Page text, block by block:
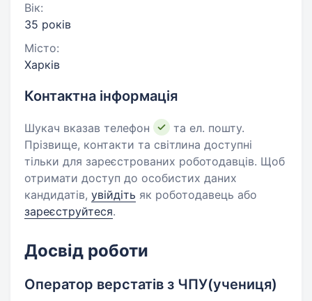
Вік:
35 років
Місто:
Харків
Контактна інформація
Шукач вказав телефон
та ел. пошту.
Прізвище, контакти та світлина доступні
тільки для зареєстрованих роботодавців. Щоб
отримати доступ до особистих даних
кандидатів, увійдіть як роботодавець або
зареєструйтеся.
Досвід роботи
Оператор верстатів з ЧПУ(учениця)